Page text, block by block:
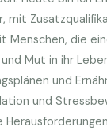
mit
Menschen, die
Mut in ihr
und
und